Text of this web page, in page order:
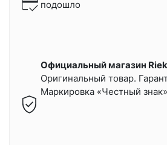
подошло
Официальный магазин
Оригинальный товар.
Маркировка «Честный знак»